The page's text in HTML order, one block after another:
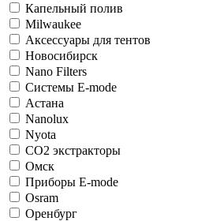
Капельный полив
Milwaukee
Аксессуары для тентов
Новосибирск
Nano Filters
Системы E-mode
Астана
Nanolux
Nyota
СО2 экстракторы
Омск
Приборы E-mode
Osram
Оренбург